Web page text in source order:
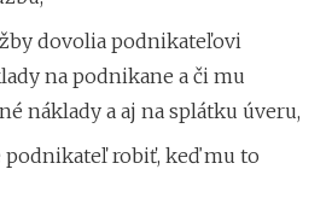
dovolia podnikateľovi
na podnikane a či mu
náklady a aj na splátku úveru,
podnikateľ robiť, keď mu to